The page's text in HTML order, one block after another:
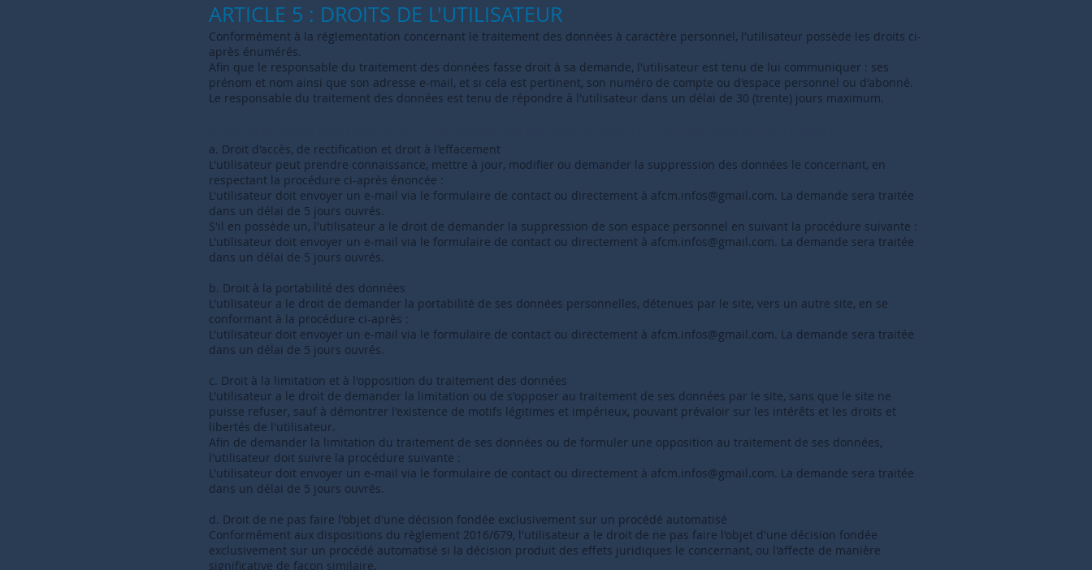
ARTICLE 5 : DROITS DE L'UTILISATEUR
Conformément à la réglementation concernant le traitement des données à caractère personnel, l'utilisateur possède les droits ci-
après énumérés.
Afin que le responsable du traitement des données fasse droit à sa demande, l'utilisateur est tenu de lui communiquer : ses
prénom et nom ainsi que son adresse e-mail, et si cela est pertinent, son numéro de compte ou d'espace personnel ou d'abonné.
Le responsable du traitement des données est tenu de répondre à l'utilisateur dans un délai de 30 (trente) jours maximum.
a. Droit d'accès, de rectification et droit à l'effacement
L'utilisateur peut prendre connaissance, mettre à jour, modifier ou demander la suppression des données le concernant, en
respectant la procédure ci-après énoncée :
L'utilisateur doit envoyer un e-mail via le formulaire de contact ou directement à afcm.infos@gmail.com. La demande sera traitée
dans un délai de 5 jours ouvrés.
S'il en possède un, l'utilisateur a le droit de demander la suppression de son espace personnel en suivant la procédure suivante :
L'utilisateur doit envoyer un e-mail via le formulaire de contact ou directement à afcm.infos@gmail.com. La demande sera traitée
dans un délai de 5 jours ouvrés.
b. Droit à la portabilité des données
L'utilisateur a le droit de demander la portabilité de ses données personnelles, détenues par le site, vers un autre site, en se
conformant à la procédure ci-après :
L'utilisateur doit envoyer un e-mail via le formulaire de contact ou directement à afcm.infos@gmail.com. La demande sera traitée
dans un délai de 5 jours ouvrés.
c. Droit à la limitation et à l'opposition du traitement des données
L'utilisateur a le droit de demander la limitation ou de s'opposer au traitement de ses données par le site, sans que le site ne
puisse refuser, sauf à démontrer l'existence de motifs légitimes et impérieux, pouvant prévaloir sur les intérêts et les droits et
libertés de l'utilisateur.
Afin de demander la limitation du traitement de ses données ou de formuler une opposition au traitement de ses données,
l'utilisateur doit suivre la procédure suivante :
L'utilisateur doit envoyer un e-mail via le formulaire de contact ou directement à afcm.infos@gmail.com. La demande sera traitée
dans un délai de 5 jours ouvrés.
d. Droit de ne pas faire l'objet d'une décision fondée exclusivement sur un procédé automatisé
Conformément aux dispositions du règlement 2016/679, l'utilisateur a le droit de ne pas faire l'objet d'une décision fondée
exclusivement sur un procédé automatisé si la décision produit des effets juridiques le concernant, ou l'affecte de manière
significative de façon similaire.